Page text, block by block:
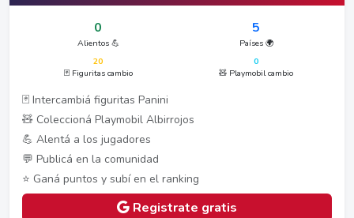
0
Alientos 💪
5
Países 🌍
20
🃏 Figuritas cambio
0
🧸 Playmobil cambio
🃏 Intercambiá figuritas Panini
🧸 Coleccioná Playmobil Albirrojos
💪 Alentá a los jugadores
💬 Publicá en la comunidad
⭐ Ganá puntos y subí en el ranking
Registrate gratis